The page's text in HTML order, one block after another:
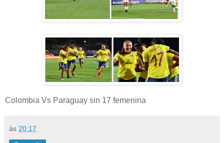
Colombia Vs Paraguay sin 17 femenina
às 20:17